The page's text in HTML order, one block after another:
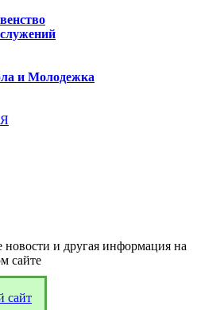
и Молодежка
новости и другая информация на
сайте
сайт